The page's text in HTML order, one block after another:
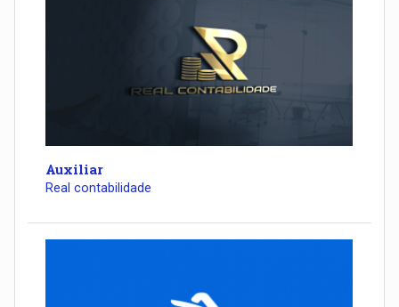
Auxiliar
Real contabilidade